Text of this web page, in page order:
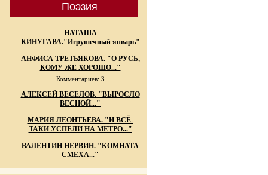
Поэзия
НАТАША
КИНУГАВА."Игрушечный январь"
АНФИСА ТРЕТЬЯКОВА. "О РУСЬ,
КОМУ ЖЕ ХОРОШО..."
Комментариев: 3
АЛЕКСЕЙ ВЕСЕЛОВ. "ВЫРОСЛО
ВЕСНОЙ..."
МАРИЯ ЛЕОНТЬЕВА. "И ВСЁ-
ТАКИ УСПЕЛИ НА МЕТРО..."
ВАЛЕНТИН НЕРВИН. "КОМНАТА
СМЕХА..."